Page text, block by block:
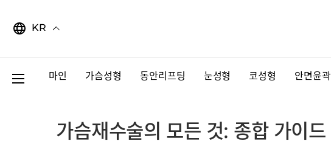
content
KR
마인 가슴성형 동안리프팅 눈성형 코성형 안면윤곽
가슴재수술의 모든 것: 종합 가이드